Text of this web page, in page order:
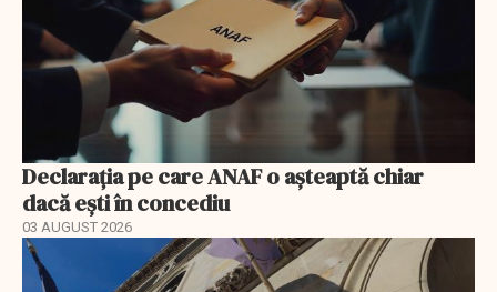
Declarația pe care ANAF o așteaptă chiar
dacă ești în concediu
03 AUGUST 2026